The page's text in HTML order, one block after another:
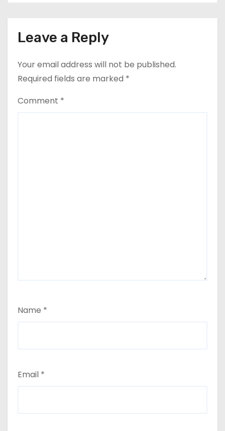
Leave a Reply
Your email address will not be published.
Required fields are marked *
Comment *
Name *
Email *